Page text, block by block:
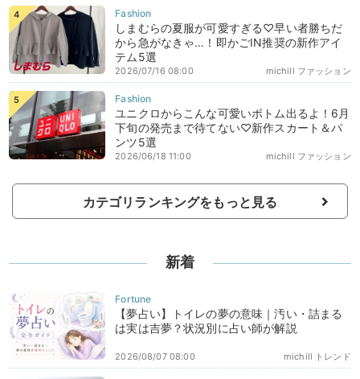
しまむらの夏服が可愛すぎる♡早い者勝ちだ
から急がなきゃ…！即かごIN推奨の新作アイ
テム5選
michill ファッション
2026/07/16 08:00
ユニクロからこんな可愛いボトム出るよ！6月
下旬の発売まで待てない♡新作スカート＆パ
ンツ5選
michill ファッション
2026/06/18 11:00
カテゴリランキングをもっと見る
新着
【夢占い】トイレの夢の意味｜汚い・詰まる
は実は吉夢？状況別に占い師が解説
michill トレンド
2026/08/07 08:00